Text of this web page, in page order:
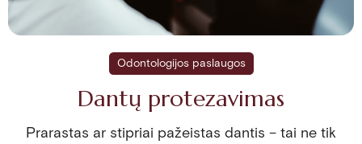
Odontologijos paslaugos
Dantų protezavimas
Prarastas ar stipriai pažeistas dantis – tai ne tik